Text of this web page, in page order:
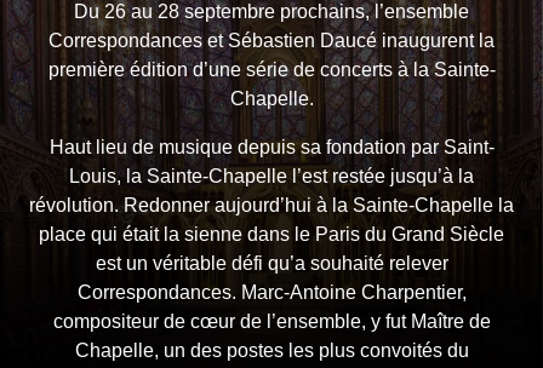
Du 26 au 28 septembre prochains, l’ensemble
Correspondances et Sébastien Daucé inaugurent la
première édition d’une série de concerts à la Sainte-
Chapelle.
Haut lieu de musique depuis sa fondation par Saint-
Louis, la Sainte-Chapelle l’est restée jusqu’à la
révolution. Redonner aujourd’hui à la Sainte-Chapelle la
place qui était la sienne dans le Paris du Grand Siècle
est un véritable défi qu’a souhaité relever
Correspondances. Marc-Antoine Charpentier,
compositeur de cœur de l’ensemble, y fut Maître de
Chapelle, un des postes les plus convoités du